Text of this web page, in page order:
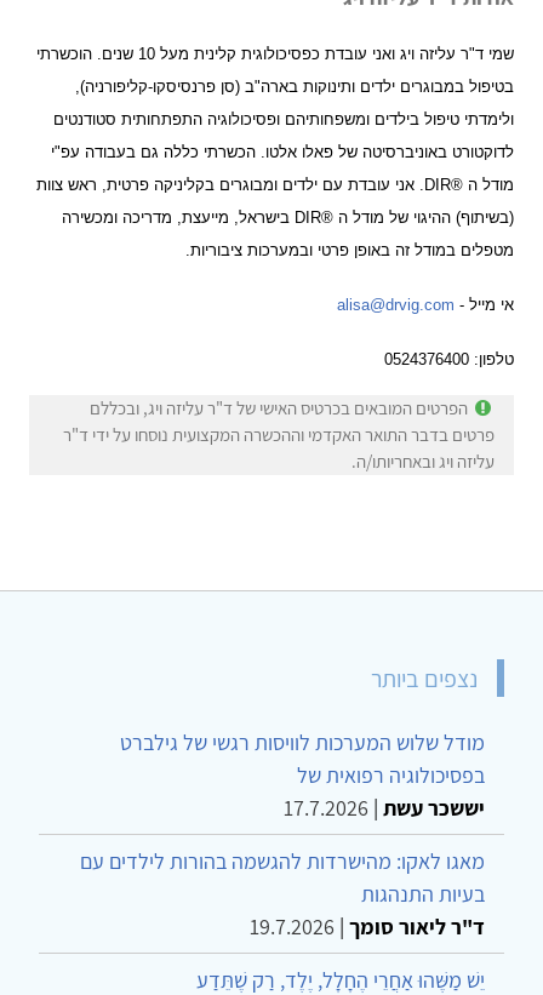
שמי ד"ר עליזה ויג ואני עובדת כפסיכולוגית קלינית מעל 10 שנים. הוכשרתי
בטיפול במבוגרים ילדים ותינוקות בארה"ב (סן פרנסיסקו-קליפורניה),
ולימדתי טיפול בילדים ומשפחותיהם ופסיכולוגיה התפתחותית סטודנטים
לדוקטורט באוניברסיטה של פאלו אלטו. הכשרתי כללה גם בעבודה עפ"י
מודל ה ®DIR. אני עובדת עם ילדים ומבוגרים בקליניקה פרטית, ראש צוות
(בשיתוף) ההיגוי של מודל ה ®DIR בישראל, מייעצת, מדריכה ומכשירה
מטפלים במודל זה באופן פרטי ובמערכות ציבוריות.
אי מייל - alisa@drvig.com
טלפון: 0524376400
הפרטים המובאים בכרטיס האישי של ד"ר עליזה ויג, ובכללם
פרטים בדבר התואר האקדמי וההכשרה המקצועית נוסחו על ידי ד"ר
עליזה ויג ובאחריותו/ה.
נצפים ביותר
מודל שלוש המערכות לוויסות רגשי של גילברט
בפסיכולוגיה רפואית של
יששכר עשת |
17.7.2026
מאגו לאקו: מהישרדות להגשמה בהורות לילדים עם
בעיות התנהגות
ד"ר ליאור סומך |
19.7.2026
יֵשׁ מַשֶּׁהוּ אַחֲרֵי הֶחָלָל, יֶלֶד, רַק שֶׁתֵּדַע